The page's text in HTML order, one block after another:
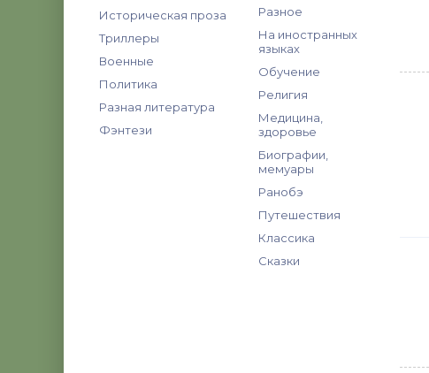
Историческая проза
Триллеры
Военные
Политика
Разная литература
Фэнтези
Разное
На иностранных
языках
Обучение
Религия
Медицина,
здоровье
Биографии,
мемуары
Ранобэ
Путешествия
Классика
Сказки